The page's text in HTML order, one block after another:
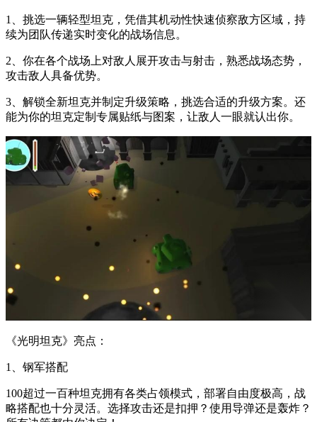
1、挑选一辆轻型坦克，凭借其机动性快速侦察敌方区域，持
续为团队传递实时变化的战场信息。
2、你在各个战场上对敌人展开攻击与射击，熟悉战场态势，
攻击敌人具备优势。
3、解锁全新坦克并制定升级策略，挑选合适的升级方案。还
能为你的坦克定制专属贴纸与图案，让敌人一眼就认出你。
《光明坦克》亮点：
1、钢军搭配
100超过一百种坦克拥有各类占领模式，部署自由度极高，战
略搭配也十分灵活。选择攻击还是扣押？使用导弹还是轰炸？